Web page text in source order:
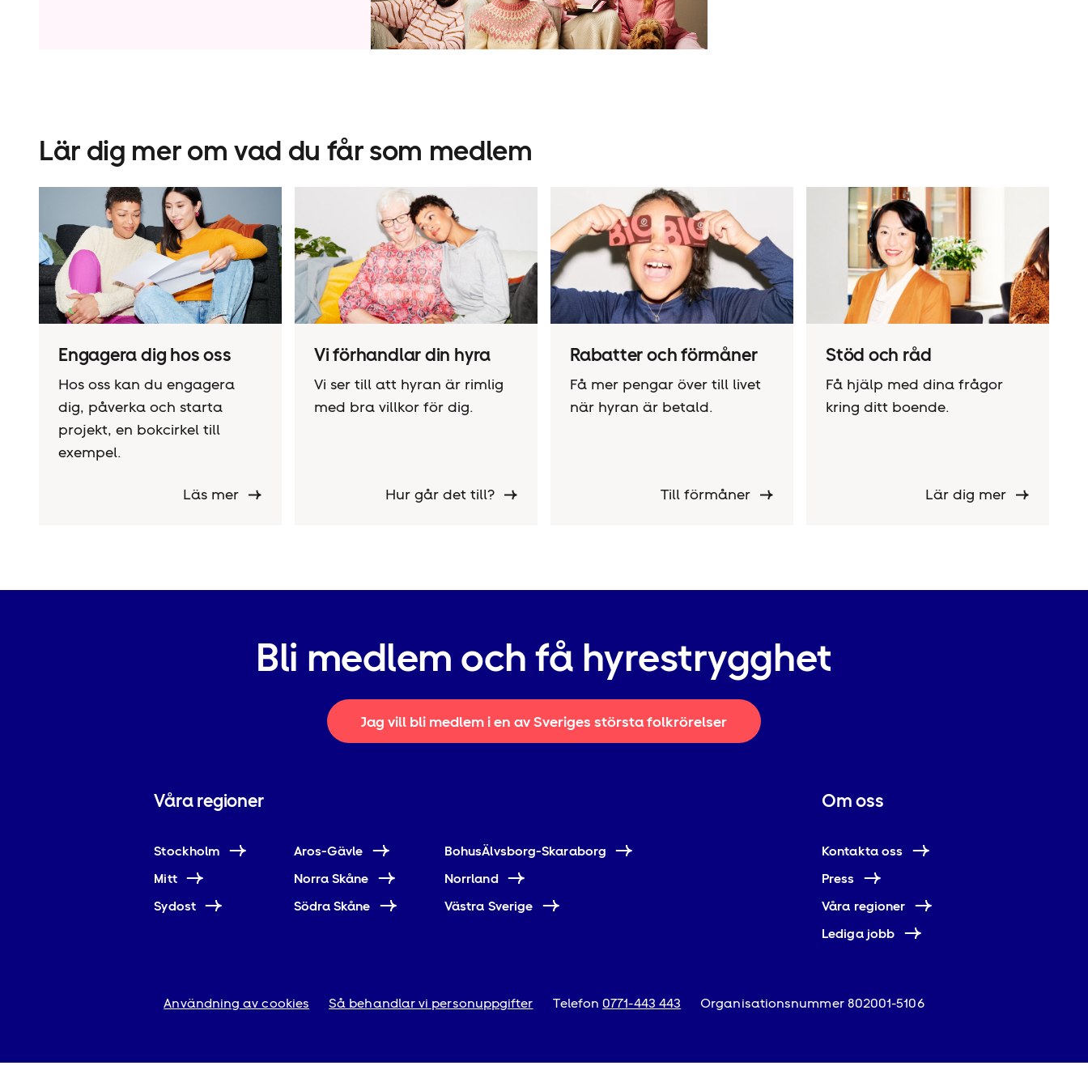
Lär dig mer om vad du får som medlem
Engagera dig hos oss
Hos oss kan du engagera
dig, påverka och starta
projekt, en bokcirkel till
exempel.
Läs mer
Vi förhandlar din hyra
Vi ser till att hyran är rimlig
med bra villkor för dig.
Hur går det till?
Rabatter och förmåner
Få mer pengar över till livet
när hyran är betald.
Till förmåner
Stöd och råd
Få hjälp med dina frågor
kring ditt boende.
Lär dig mer
Bli medlem och få hyrestrygghet
Jag vill bli medlem i en av Sveriges största folkrörelser
Våra regioner
Stockholm Aros-Gävle
BohusÄlvsborg-Skaraborg
Mitt
Norra Skåne
Norrland
Sydost
Södra Skåne Västra Sverige
Om oss
Kontakta oss
Press
Våra regioner
Lediga jobb
Användning av cookies Så behandlar vi personuppgifter Telefon0771-443 443 Organisationsnummer 802001-5106